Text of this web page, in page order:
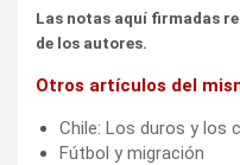
Las notas aquí firmadas
de los autores.
Otros artículos del
Chile: Los duros y los
Fútbol y migración